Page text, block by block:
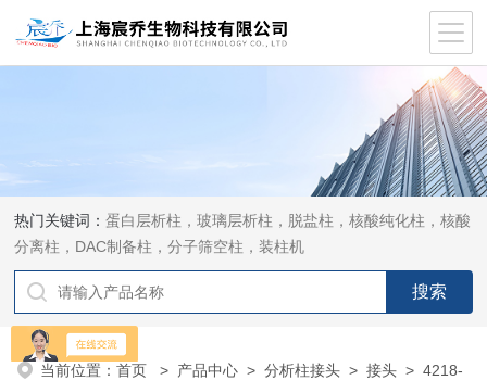
热门关键词：蛋白层析柱，玻璃层析柱，脱盐柱，核酸纯化柱，核酸
分离柱，DAC制备柱，分子筛空柱，装柱机
当前位置：首页 > 产品中心 >分析柱接头 >接头 > 4218-